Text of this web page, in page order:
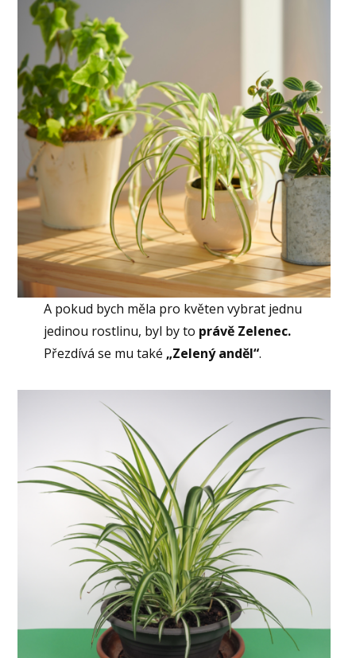
A pokud bych měla pro květen vybrat jednu
jedinou rostlinu, byl by to právě Zelenec.
Přezdívá se mu také „Zelený anděl“.